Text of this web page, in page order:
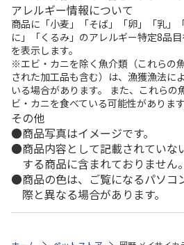
アレルギー情報について
商品に「小麦」「そば」「卵」「乳」
に」「くるみ」のアレルギー特定8品
を表示します。
※エビ・カニを除く魚介類（これらの
された加工品も含む）は、漁獲漁法に
いる場合があります。 また、これらの
ビ・カニを食べている可能性があります
その他
商品写真はイメージです。
商品内容として記載されていな
する商品に含まれておりません。
商品の色は、ご覧になるパソコ
際と異なる場合があります。